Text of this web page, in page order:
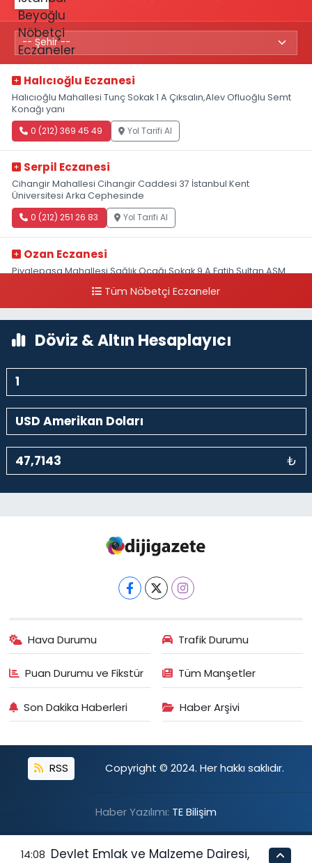
Halıcıoğlu Eczanesi
Halıcıoğlu Mahallesi Tunç Sokak 1 A Çıksalın,Alev Ofluoğlu Semt
Konağı yanı
0 (212) 369 45 49 Yol Tarifi Al
Serpil Eczanesi
Cihangir Mahallesi Cihangir Caddesi 37 İstanbul Kent
Üniversitesi Arka Cephesinde
0 (212) 251 26 83 Yol Tarifi Al
Ozan Eczanesi
Piyalepaşa Mahallesi Sağlık Ocağı Sokak 9 A Fatih Sultan ASM
Tüm Nöbetçi Eczaneler
Döviz & Altın Hesaplayıcı
₺
Hava Durumu Trafik Durumu
Puan Durumu ve Fikstür Tüm Manşetler
Son Dakika Haberleri Haber Arşivi
RSS Copyright © 2024. Her hakkı saklıdır.
Haber Yazılımı: TE Bilişim
14:08 Devlet Emlak ve Malzeme Dairesi,